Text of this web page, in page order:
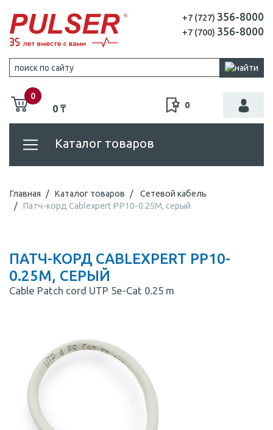
+7 (727) 356-8000
+7 (700) 356-8000
0
0 ₸ 0
Каталог товаров
Главная Каталог товаров
Сетевой кабель
Патч-корд Cablexpert PP10-0.25M, серый
ПАТЧ-КОРД CABLEXPERT PP10-
0.25M, СЕРЫЙ
Cable Patch cord UTP 5e-Cat 0.25 m